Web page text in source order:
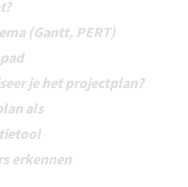
(Gantt, PERT)
je het projectplan?
als
erkennen